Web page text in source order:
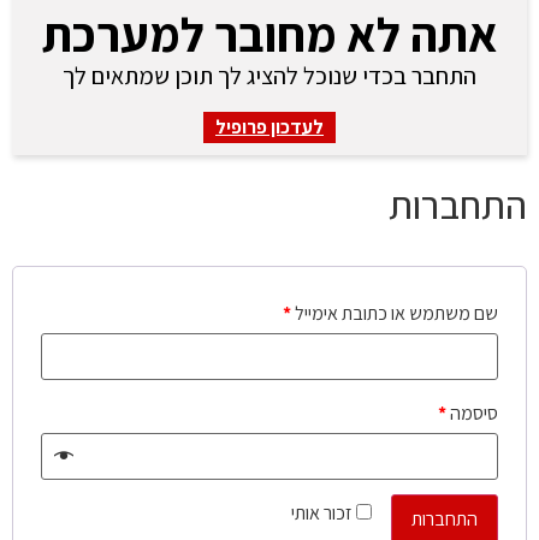
אתה לא מחובר למערכת
התחבר בכדי שנוכל להציג לך תוכן שמתאים לך
לעדכון פרופיל
התחברות
שם משתמש או כתובת אימייל*
סיסמה*
זכור אותי
התחברות